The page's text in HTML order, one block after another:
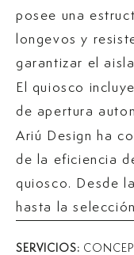
SERVICIOS:
posee una
longevos y
garantizar el
El quiosco
de apertura
Ariú Design ha
de la eficiencia
quiosco. Desde
hasta la